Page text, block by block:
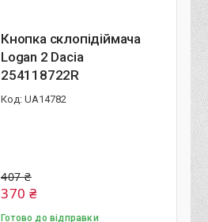
Кнопка склопідіймача
Logan 2 Dacia
254118722R
UA14782
407 ₴
370 ₴
Готово до відправки